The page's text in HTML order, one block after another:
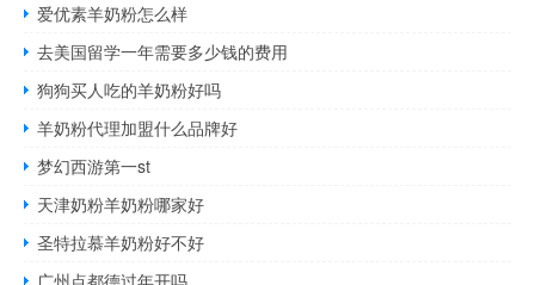
爱优素羊奶粉怎么样
去美国留学一年需要多少钱的费用
狗狗买人吃的羊奶粉好吗
羊奶粉代理加盟什么品牌好
梦幻西游第一st
天津奶粉羊奶粉哪家好
圣特拉慕羊奶粉好不好